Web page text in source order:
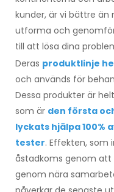
kunder, är vi bättre
utforma och
till att lösa dina
Deras produktlinje
och används för
Dessa produkter är
som är den första
lyckats hjälpa 100%
tester. Effekten, som
åstadkoms genom
genom nära